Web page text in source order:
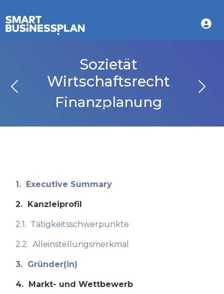
Sozietät
Wirtschaftsrecht
Finanzplanung
1. Executive Summary
2. Kanzleiprofil
2.1. Tätigkeitsschwerpunkte
2.2. Alleinstellungsmerkmal
3. Gründer(in)
4. Markt- und Wettbewerb